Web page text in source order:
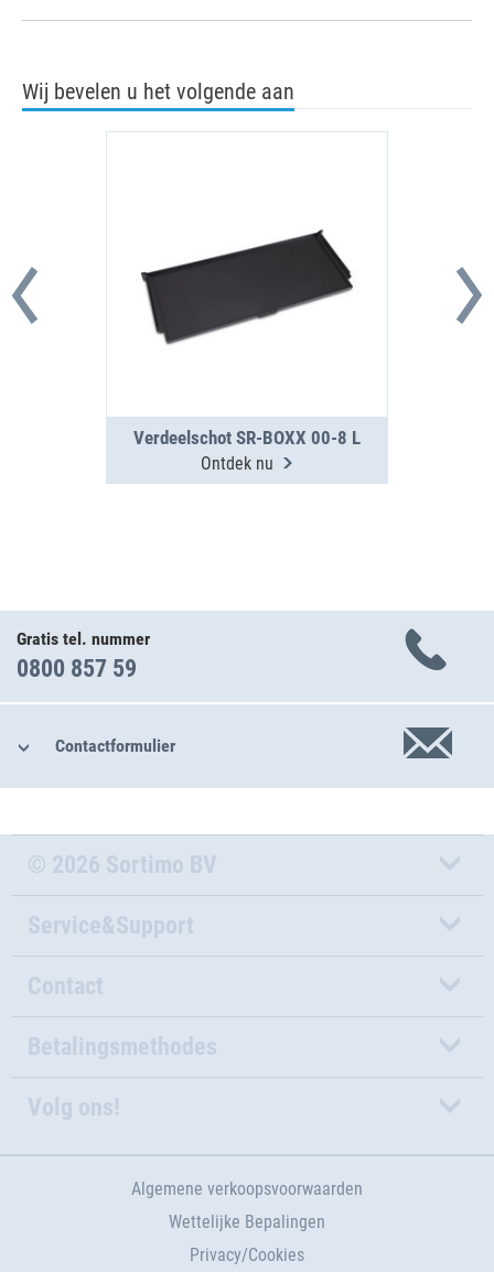
Wij bevelen u het volgende aan
Verdeelschot SR-BOXX 00-8 L
Ontdek nu
Gratis tel. nummer
0800 857 59
Contactformulier
© 2026 Sortimo BV
Service&Support
Contact
Betalingsmethodes
Volg ons!
Algemene verkoopsvoorwaarden
Wettelijke Bepalingen
Privacy/Cookies